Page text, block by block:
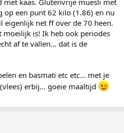
een punt 62 kilo (1.86) en nu
eigenlijk net ff over de 70 heen.
moeilijk is! Ik heb ook periodes
af te vallen... dat is de
en basmati etc etc... met je
erbij... goeie maaltijd